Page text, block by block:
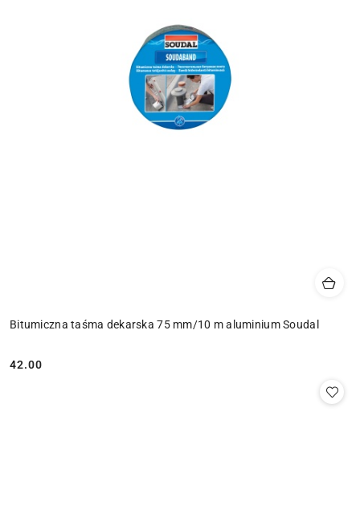
Bitumiczna taśma dekarska 75 mm/10 m aluminium Soudal
Cena:
42.00